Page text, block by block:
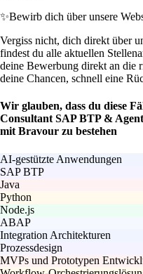
✨Bewirb dich über unsere
Vergiss nicht, dich direkt über
findest du alle aktuellen
deine Bewerbung direkt an die
deine Chancen, schnell eine
Wir glauben, dass du diese
Consultant SAP BTP &
mit Bravour zu bestehen
AI-gestützte Anwendungen
SAP BTP
Java
Python
Node.js
ABAP
Integration Architekturen
Prozessdesign
MVPs und Prototypen